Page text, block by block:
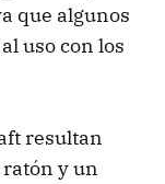
que algunos
uso con los
resultan
y un